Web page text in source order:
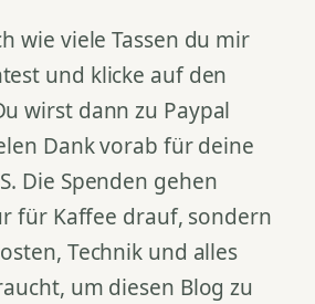
wie viele Tassen du mir
und klicke auf den
wirst dann zu Paypal
Dank vorab für deine
Die Spenden gehen
für Kaffee drauf, sondern
Technik und alles
um diesen Blog zu